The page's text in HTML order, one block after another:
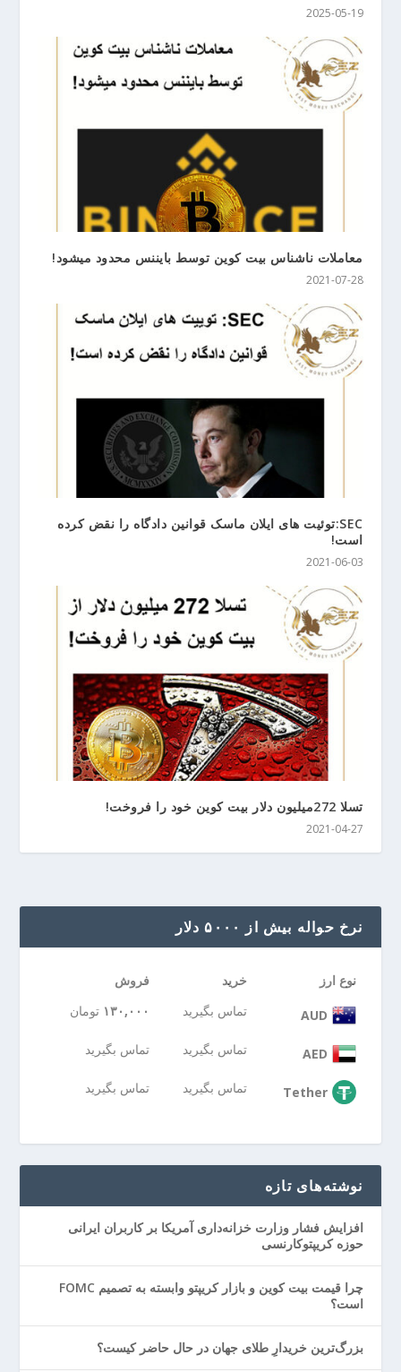
2025-05-19
معاملات ناشناس بیت کوین توسط بایننس محدود میشود!
2021-07-28
SEC:توئیت های ایلان ماسک قوانین دادگاه را نقض کرده
است!
2021-06-03
تسلا 272میلیون دلار بیت کوین خود را فروخت!
2021-04-27
نرخ حواله بیش از ۵۰۰۰ دلار
نوع ارز خرید فروش
AUD تماس بگیرید ۱۳۰,۰۰۰ تومان
AED تماس بگیرید تماس بگیرید
Tether تماس بگیرید تماس بگیرید
نوشته‌های تازه
افزایش فشار وزارت خزانه‌داری آمریکا بر کاربران ایرانی
حوزه کریپتوکارنسی
چرا قیمت بیت کوین و بازار کریپتو وابسته به تصمیم FOMC
است؟
بزرگ‌ترین خریدارِ طلای جهان در حال حاضر کیست؟